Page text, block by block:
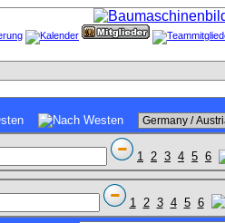
1 2 3 4 5 6
1 2 3 4 5 6